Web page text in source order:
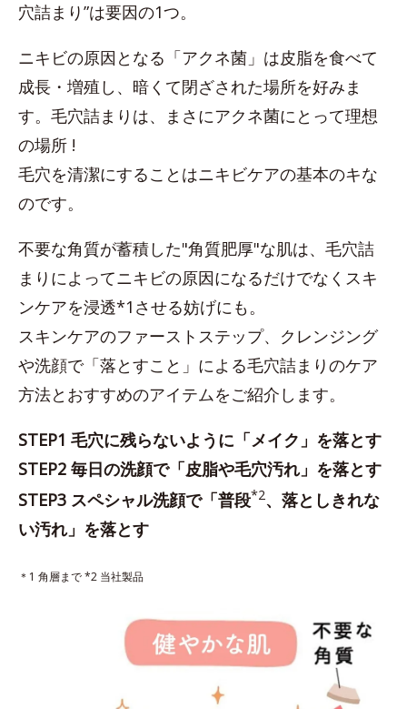
穴詰まり”は要因の1つ。
ニキビの原因となる「アクネ菌」は皮脂を食べて
成長・増殖し、暗くて閉ざされた場所を好みま
す。毛穴詰まりは、まさにアクネ菌にとって理想
の場所 !
毛穴を清潔にすることはニキビケアの基本のキな
のです。
不要な角質が蓄積した"角質肥厚"な肌は、毛穴詰
まりによってニキビの原因になるだけでなくスキ
ンケアを浸透*1させる妨げにも。
スキンケアのファーストステップ、クレンジング
や洗顔で「落とすこと」による毛穴詰まりのケア
方法とおすすめのアイテムをご紹介します。
STEP1 毛穴に残らないように「メイク」を落とす
STEP2 毎日の洗顔で「皮脂や毛穴汚れ」を落とす
STEP3 スペシャル洗顔で「普段*2、落としきれな
い汚れ」を落とす
＊1 角層まで *2 当社製品